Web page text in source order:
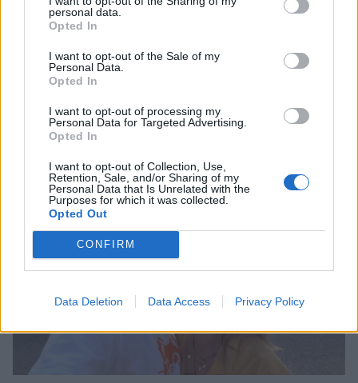
personal data.
Opted In
I want to opt-out of the Sale of my
Personal Data.
Opted In
I want to opt-out of processing my
Personal Data for Targeted Advertising.
Opted In
I want to opt-out of Collection, Use,
Retention, Sale, and/or Sharing of my
Personal Data that Is Unrelated with the
Purposes for which it was collected.
Opted Out
CONFIRM
Data Deletion Data Access Privacy Policy
Akylas: Η εξομολόγηση για τη Eurovision και
10η θέση»
CELEBRITIES